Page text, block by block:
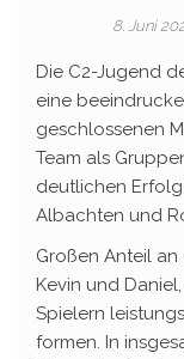
8. Juni
Die C2-Jugend
eine
geschlossenen
Team als
deutlichen
Albachten und
Großen Anteil
Kevin und
Spielern
formen. In